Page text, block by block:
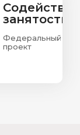
Содействие
занятости
Федеральный
проект